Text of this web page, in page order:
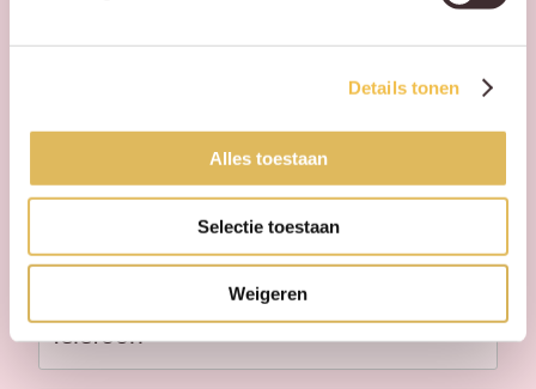
Details tonen
Alles toestaan
Selectie toestaan
Weigeren
contact met je op!
Voornaam
Telefoon